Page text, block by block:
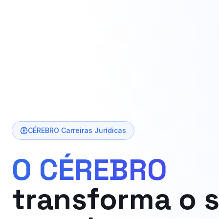
CÉREBRO Carreiras Jurídicas
O CÉREBRO
transforma o